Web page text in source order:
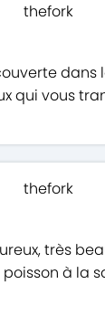
thefork
dans
qui vous
thefork
très
à la